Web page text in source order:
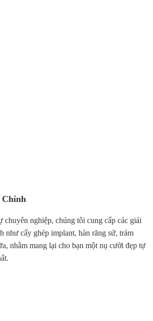
Chỉnh
chuyên nghiệp, chúng tôi cung cấp các giải
như cấy ghép implant, hàn răng sứ, trám
nhằm mang lại cho bạn một nụ cười đẹp tự